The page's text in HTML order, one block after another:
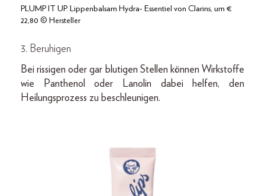
PLUMP IT UP. Lippenbalsam Hydra- Essentiel von Clarins, um €
22,80 © Hersteller
3. Beruhigen
Bei rissigen oder gar blutigen Stellen können Wirkstoffe
wie Panthenol oder Lanolin dabei helfen, den
Heilungsprozess zu beschleunigen.